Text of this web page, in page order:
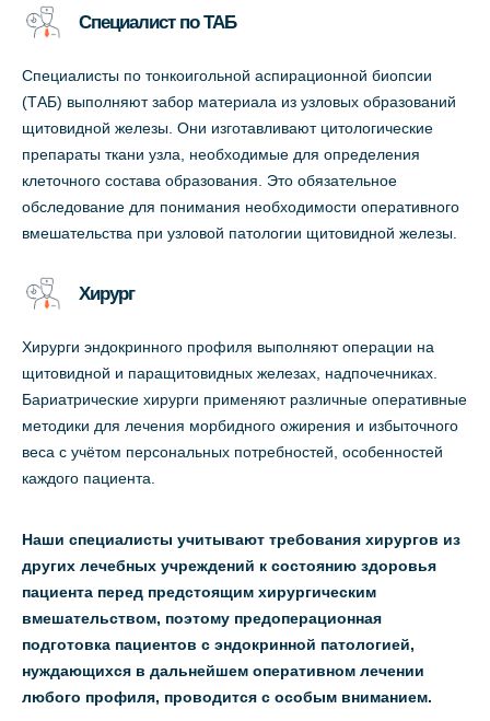
Специалист по ТАБ
Специалисты по тонкоигольной аспирационной биопсии
(ТАБ) выполняют забор материала из узловых образований
щитовидной железы. Они изготавливают цитологические
препараты ткани узла, необходимые для определения
клеточного состава образования. Это обязательное
обследование для понимания необходимости оперативного
вмешательства при узловой патологии щитовидной железы.
Хирург
Хирурги эндокринного профиля выполняют операции на
щитовидной и паращитовидных железах, надпочечниках.
Бариатрические хирурги применяют различные оперативные
методики для лечения морбидного ожирения и избыточного
веса с учётом персональных потребностей, особенностей
каждого пациента.
Наши специалисты учитывают требования хирургов из
других лечебных учреждений к состоянию здоровья
пациента перед предстоящим хирургическим
вмешательством, поэтому предоперационная
подготовка пациентов с эндокринной патологией,
нуждающихся в дальнейшем оперативном лечении
любого профиля, проводится с особым вниманием.